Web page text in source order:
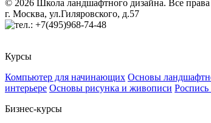
© 2026 Школа ландшафтного дизайна. Все
г. Москва, ул.Гиляровского, д.57
+7(495)968-74-48
Курсы
Компьютер для начинающих Основы
интерьере Основы рисунка и живописи Роспись
Бизнес-курсы